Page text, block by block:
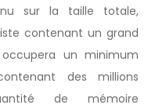
sur la taille totale,
contenant un grand
un minimum
des millions
de mémoire